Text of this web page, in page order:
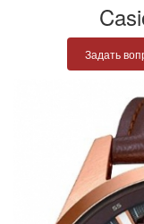
Задать